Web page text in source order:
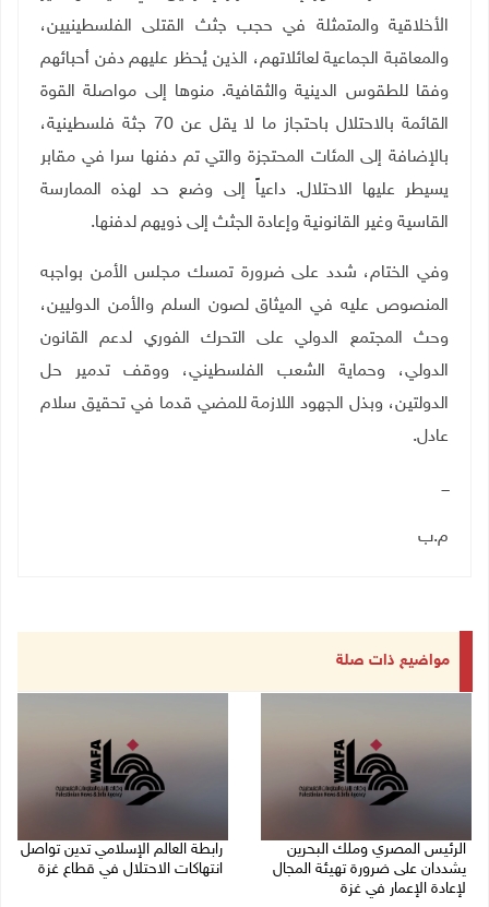
الأخلاقية والمتمثلة في حجب جثث القتلى الفلسطينيين،
والمعاقبة الجماعية لعائلاتهم، الذين يُحظر عليهم دفن أحبائهم
وفقا للطقوس الدينية والثقافية. منوها إلى مواصلة القوة
القائمة بالاحتلال باحتجاز ما لا يقل عن 70 جثة فلسطينية،
بالإضافة إلى المئات المحتجزة والتي تم دفنها سرا في مقابر
يسيطر عليها الاحتلال. داعياً إلى وضع حد لهذه الممارسة
القاسية وغير القانونية وإعادة الجثث إلى ذويهم لدفنها.
وفي الختام، شدد على ضرورة تمسك مجلس الأمن بواجبه
المنصوص عليه في الميثاق لصون السلم والأمن الدوليين،
وحث المجتمع الدولي على التحرك الفوري لدعم القانون
الدولي، وحماية الشعب الفلسطيني، ووقف تدمير حل
الدولتين، وبذل الجهود اللازمة للمضي قدما في تحقيق سلام
عادل.
ـــ
م.ب
مواضيع ذات صلة
الرئيس المصري وملك البحرين
يشددان على ضرورة تهيئة المجال
لإعادة الإعمار في غزة
رابطة العالم الإسلامي تدين تواصل
انتهاكات الاحتلال في قطاع غزة